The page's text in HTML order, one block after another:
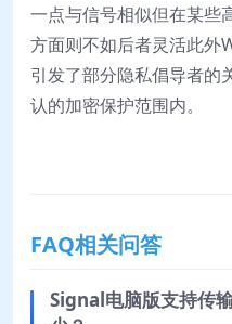
一点与信号相似但在某些
方面则不如后者灵活此外
引发了部分隐私倡导者的
认的加密保护范围内。
FAQ相关问答
Signal电脑版支持传